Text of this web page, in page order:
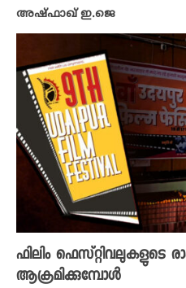
അഷ്ഫാഖ് ഇ.ജെ
ഫിലിം ഫെസ്റ്റിവലുകളുടെ
ആക്രമിക്കുമ്പോൾ